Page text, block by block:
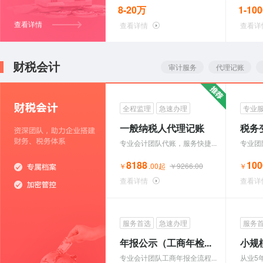
查看详情
8-20万
查看详情
1-
查看详
财税会计 审计服务 代理记账
全程监理 急速办理
一般纳税人代理记账
专业会计团队代账，服务快捷...
￥8188.00起 ￥9266.00
查看详情
专业
税务
专业
￥
查看详
服务首选 急速办理
年报公示（工商年检...
专业会计团队工商年报全流程...
服务
小规
从业5